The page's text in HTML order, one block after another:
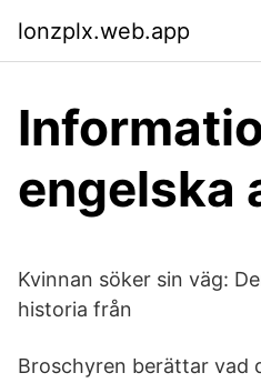
lonzplx.web.app
engelska
Kvinnan söker sin väg:
historia från
Broschyren berättar vad